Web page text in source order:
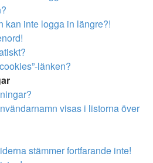
kan inte logga in längre?!
länken?
visas i listorna över
stämmer fortfarande inte!